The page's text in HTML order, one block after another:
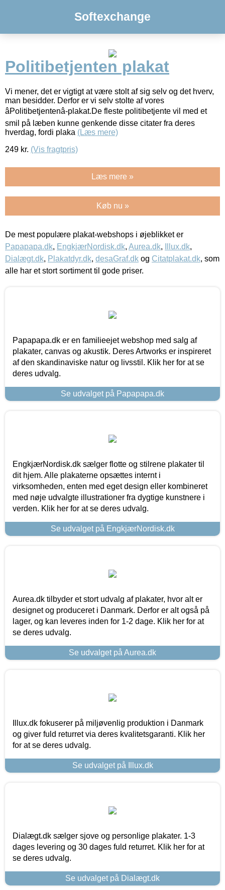
Softexchange
Politibetjenten plakat
Vi mener, det er vigtigt at være stolt af sig selv og det hverv,
man besidder. Derfor er vi selv stolte af vores
âPolitibetjentenâ-plakat.De fleste politibetjente vil med et
smil på læben kunne genkende disse citater fra deres
hverdag, fordi plaka (Læs mere)
249 kr. (Vis fragtpris)
Læs mere »
Køb nu »
De mest populære plakat-webshops i øjeblikket er
Papapapa.dk, EngkjærNordisk.dk, Aurea.dk, Illux.dk,
Dialægt.dk, Plakatdyr.dk, desaGraf.dk og Citatplakat.dk, som
alle har et stort sortiment til gode priser.
Papapapa.dk er en familieejet webshop med salg af
plakater, canvas og akustik. Deres Artworks er inspireret
af den skandinaviske natur og livsstil. Klik her for at se
deres udvalg.
Se udvalget på Papapapa.dk
EngkjærNordisk.dk sælger flotte og stilrene plakater til
dit hjem. Alle plakaterne opsættes internt i
virksomheden, enten med eget design eller kombineret
med nøje udvalgte illustrationer fra dygtige kunstnere i
verden. Klik her for at se deres udvalg.
Se udvalget på EngkjærNordisk.dk
Aurea.dk tilbyder et stort udvalg af plakater, hvor alt er
designet og produceret i Danmark. Derfor er alt også på
lager, og kan leveres inden for 1-2 dage. Klik her for at
se deres udvalg.
Se udvalget på Aurea.dk
Illux.dk fokuserer på miljøvenlig produktion i Danmark
og giver fuld returret via deres kvalitetsgaranti. Klik her
for at se deres udvalg.
Se udvalget på Illux.dk
Dialægt.dk sælger sjove og personlige plakater. 1-3
dages levering og 30 dages fuld returret. Klik her for at
se deres udvalg.
Se udvalget på Dialægt.dk